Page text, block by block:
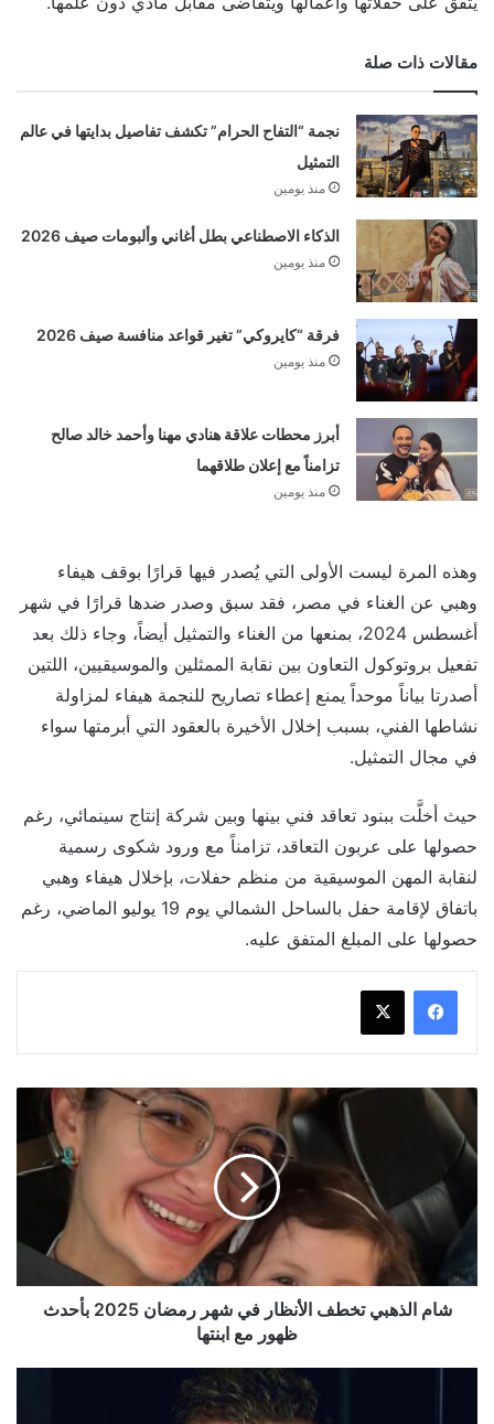
مقالات ذات صلة
نجمة “التفاح الحرام” تكشف تفاصيل بدايتها في عالم
التمثيل
منذ يومين
الذكاء الاصطناعي بطل أغاني وألبومات صيف 2026
منذ يومين
فرقة “كايروكي” تغير قواعد منافسة صيف 2026
منذ يومين
أبرز محطات علاقة هنادي مهنا وأحمد خالد صالح
تزامناً مع إعلان طلاقهما
منذ يومين
وهذه المرة ليست الأولى التي يُصدر فيها قرارًا بوقف هيفاء
وهبي عن الغناء في مصر، فقد سبق وصدر ضدها قرارًا في شهر
أغسطس 2024، بمنعها من الغناء والتمثيل أيضاً، وجاء ذلك بعد
تفعيل بروتوكول التعاون بين نقابة الممثلين والموسيقيين، اللتين
أصدرتا بياناً موحداً يمنع إعطاء تصاريح للنجمة هيفاء لمزاولة
نشاطها الفني، بسبب إخلال الأخيرة بالعقود التي أبرمتها سواء
في مجال التمثيل.
حيث أخلَّت ببنود تعاقد فني بينها وبين شركة إنتاج سينمائي، رغم
حصولها على عربون التعاقد، تزامناً مع ورود شكوى رسمية
لنقابة المهن الموسيقية من منظم حفلات، بإخلال هيفاء وهبي
باتفاق لإقامة حفل بالساحل الشمالي يوم 19 يوليو الماضي، رغم
حصولها على المبلغ المتفق عليه.
الذهبي
تخطف
الأنظار
شهر
بأحدث
ظهور
شام الذهبي تخطف الأنظار في شهر رمضان 2025 بأحدث
ظهور مع ابنتها